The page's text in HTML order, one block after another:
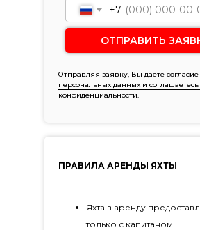
+7
ОТПРАВИТЬ
Отправляя заявку, Вы даете
персональных данных и
конфиденциальности.
ПРАВИЛА АРЕНДЫ ЯХТЫ
Яхта в аренду
только с капитаном.